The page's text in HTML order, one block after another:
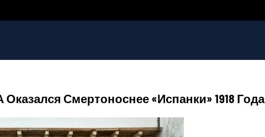
Смертоноснее «испанки» 1918 Года